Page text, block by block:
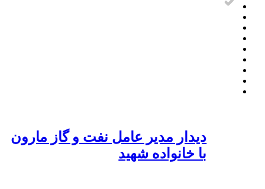
دیدار مدیر عامل نفت و گاز مارون
با خانواده شهید